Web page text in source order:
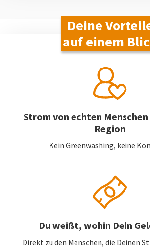
Deine
auf einem
Strom von echten Menschen
Region
Kein Greenwashing, keine
Du weißt, wohin Dein
Direkt zu den Menschen, die Deinen